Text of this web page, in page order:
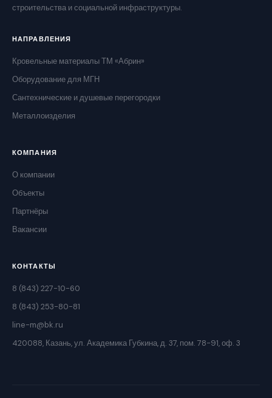
строительства и социальной инфраструктуры.
НАПРАВЛЕНИЯ
Кровельные материалы ТМ «Абрин»
Оборудование для МГН
Сантехнические и душевые перегородки
Металлоизделия
КОМПАНИЯ
О компании
Объекты
Партнёры
Вакансии
КОНТАКТЫ
8 (843) 227-10-60
8 (843) 253-80-81
line-m@bk.ru
420088, Казань, ул. Академика Губкина, д. 37, пом. 78-91, оф. 3